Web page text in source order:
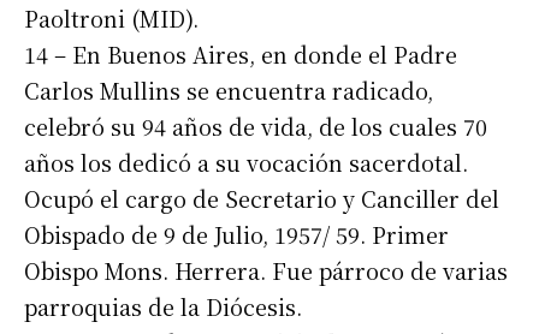
Paoltroni (MID).
14 – En Buenos Aires, en donde el Padre
Carlos Mullins se encuentra radicado,
celebró su 94 años de vida, de los cuales 70
años los dedicó a su vocación sacerdotal.
Ocupó el cargo de Secretario y Canciller del
Obispado de 9 de Julio, 1957/ 59. Primer
Obispo Mons. Herrera. Fue párroco de varias
parroquias de la Diócesis.